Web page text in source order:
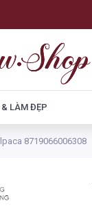
& LÀM ĐẸP
Đồ chơi thú bông - Lạc đà Alpaca 8719066006308